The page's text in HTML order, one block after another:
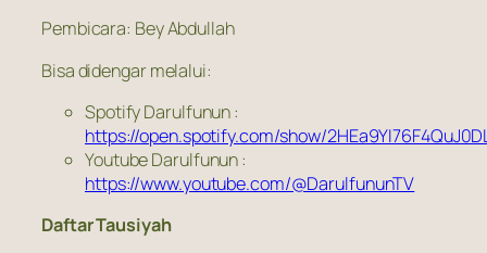
Pembicara: Bey Abdullah
Bisa didengar melalui:
Spotify Darulfunun :
https://open.spotify.com/show/
Youtube Darulfunun :
https://www.youtube.com/@DarulfununTV
Daftar Tausiyah